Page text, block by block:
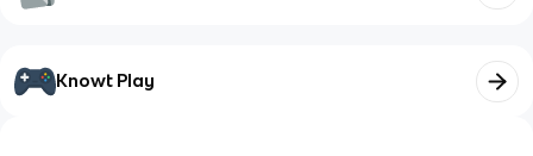
Knowt Play